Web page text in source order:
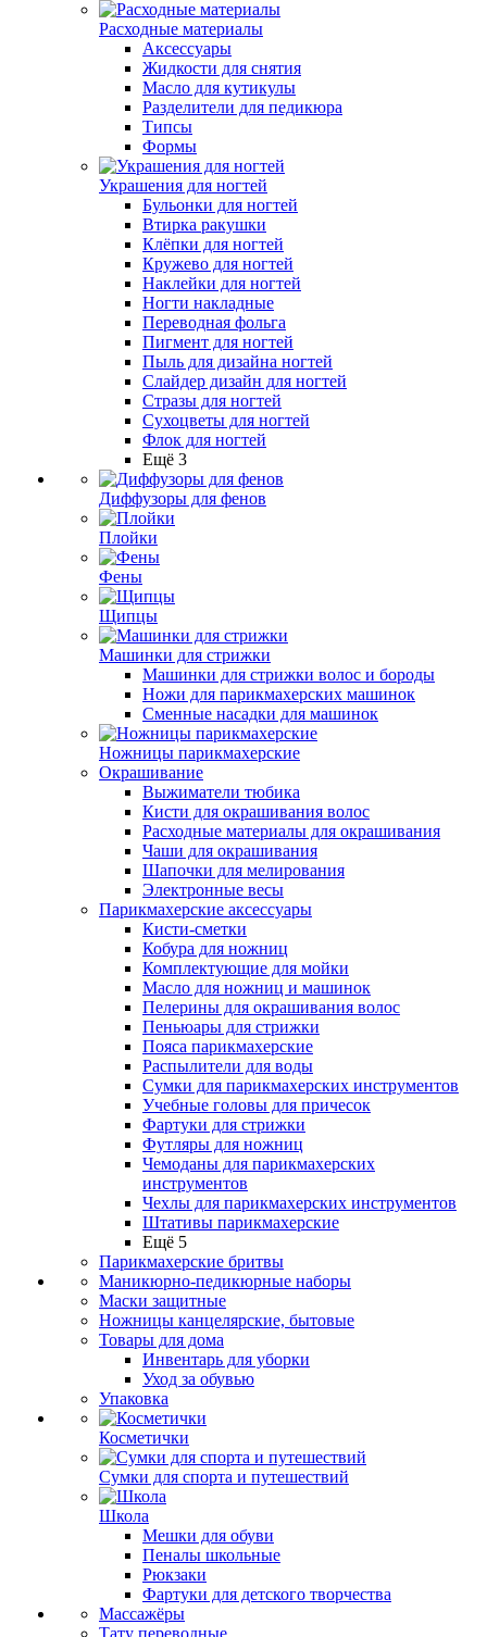
Расходные материалы
Аксессуары
Жидкости для снятия
Масло для кутикулы
Разделители для педикюра
Типсы
Формы
Украшения для ногтей
Бульонки для ногтей
Втирка ракушки
Клёпки для ногтей
Кружево для ногтей
Наклейки для ногтей
Ногти накладные
Переводная фольга
Пигмент для ногтей
Пыль для дизайна ногтей
Слайдер дизайн для ногтей
Стразы для ногтей
Сухоцветы для ногтей
Флок для ногтей
Ещё 3
Диффузоры для фенов
Плойки
Фены
Щипцы
Машинки для стрижки
Машинки для стрижки волос и бороды
Ножи для парикмахерских машинок
Сменные насадки для машинок
Ножницы парикмахерские
Окрашивание
Выжиматели тюбика
Кисти для окрашивания волос
Расходные материалы для окрашивания
Чаши для окрашивания
Шапочки для мелирования
Электронные весы
Парикмахерские аксессуары
Кисти-сметки
Кобура для ножниц
Комплектующие для мойки
Масло для ножниц и машинок
Пелерины для окрашивания волос
Пеньюары для стрижки
Пояса парикмахерские
Распылители для воды
Сумки для парикмахерских инструментов
Учебные головы для причесок
Фартуки для стрижки
Футляры для ножниц
Чемоданы для парикмахерских
инструментов
Чехлы для парикмахерских инструментов
Штативы парикмахерские
Ещё 5
Парикмахерские бритвы
Маникюрно-педикюрные наборы
Маски защитные
Ножницы канцелярские, бытовые
Товары для дома
Инвентарь для уборки
Уход за обувью
Упаковка
Косметички
Сумки для спорта и путешествий
Школа
Мешки для обуви
Пеналы школьные
Рюкзаки
Фартуки для детского творчества
Массажёры
Тату переводные